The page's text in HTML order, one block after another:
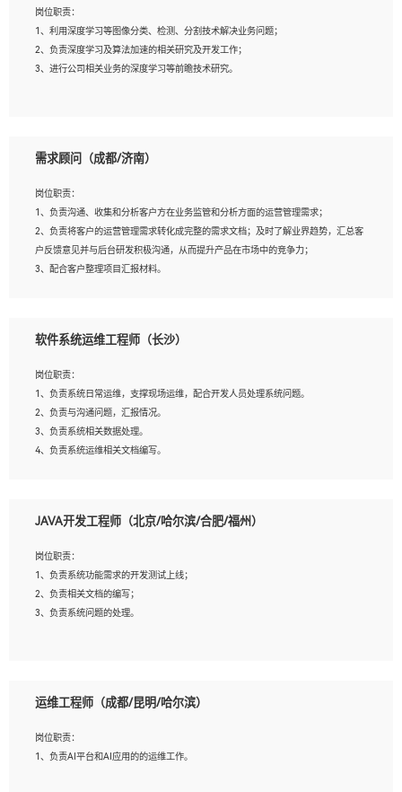
常用框架和技术Springboot、Shiro、springcloud等；熟悉Linux常用命令和了解常
用脚本语言，较丰富的线上系统运维经验，复杂问题排查思路清晰。
AI算法框架，对人脸识别、目标检测、图像识别、OCR、NLP等AI算法有深刻理
解。具有AI平台级产品/解决方案从业经验者优先。具有大数据技术背景者优先；
6、具备良好的客户意识与沟通能力，善于学习思考、创新与团队协作，认真负责、
执行力与抗压力强。
岗位职责：
1、利用深度学习等图像分类、检测、分割技术解决业务问题；
2、负责深度学习及算法加速的相关研究及开发工作；
3、进行公司相关业务的深度学习等前瞻技术研究。
2、2年以上图像处理开发经验，熟悉python和spark开发；
深度学习系统环境；
4、熟悉OPENCV、HALCON等常用图像处理软件，熟练进行图像处理；
5、熟悉主流的分类算法、聚类算法和关联分析算法原理，能熟练使用神经网络算法
的进行业务建模；
6、对OCR领域有深入的研究，熟悉模型调参，压缩和整型化方法；
需求顾问（成都/济南）
岗位职责：
1、负责沟通、收集和分析客户方在业务监管和分析方面的运营管理需求；
2、负责将客户的运营管理需求转化成完整的需求文档；及时了解业界趋势，汇总客
户反馈意见并与后台研发积极沟通，从而提升产品在市场中的竞争力；
3、配合客户整理项目汇报材料。
1、3年以上运营或解决方案的工作经验。
征，可独立提出完整的优化方案,并推动方案执行达成结果；熟练使用PPT、
WORD、EXCEL等办公软件；
3、深入理解公司各项AI产品和技术信息；具有较强的文档编写能力，能独立撰写
PPT、方案建议书等，面试时需携带个人制作的专业PPT文件进行展示。
软件系统运维工程师（长沙）
岗位职责：
1、负责系统日常运维，支撑现场运维，配合开发人员处理系统问题。
2、负责与沟通问题，汇报情况。
3、负责系统相关数据处理。
4、负责系统运维相关文档编写。
岗位要求：
2、精通linux命令。
3、熟悉oracle、mysql 数据库。
4、善于沟通，具有良好的团队合作精神和协作能力。
5、必须有实际的生产环境系统维护经验。
JAVA开发工程师（北京/哈尔滨/合肥/福州）
岗位职责：
1、负责系统功能需求的开发测试上线；
2、负责相关文档的编写；
3、负责系统问题的处理。
2、熟悉linux命令；
4、熟练使用oracle、mysql进行开发；
5、熟悉流程开发如使用activiti；
运维工程师（成都/昆明/哈尔滨）
岗位职责：
1、负责AI平台和AI应用的的运维工作。